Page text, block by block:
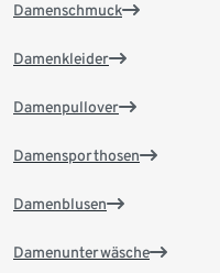
Damenschmuck
Damenkleider
Damenpullover
Damensporthosen
Damenblusen
Damenunterwäsche